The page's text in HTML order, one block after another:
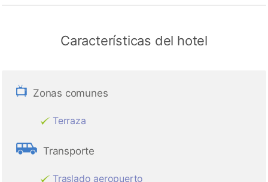
Características del hotel
Zonas comunes
Terraza
Transporte
Traslado aeropuerto